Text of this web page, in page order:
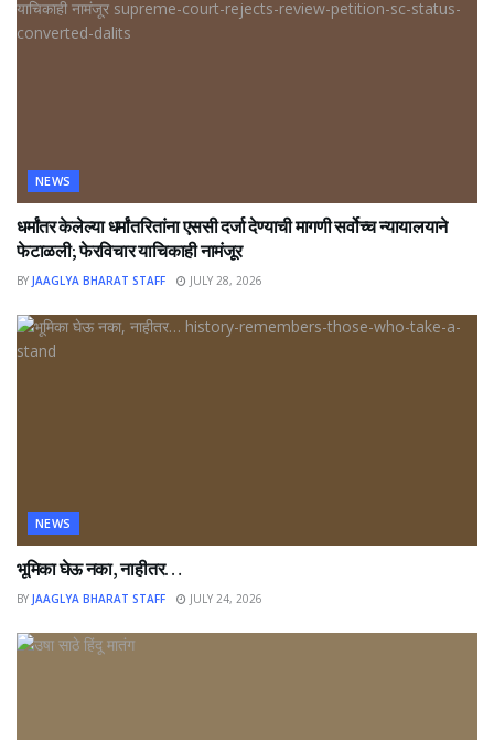
NEWS
धर्मांतर केलेल्या धर्मांतरितांना एससी दर्जा देण्याची मागणी सर्वोच्च न्यायालयाने
फेटाळली; फेरविचार याचिकाही नामंजूर
BY JAAGLYA BHARAT STAFF JULY 28, 2026
NEWS
भूमिका घेऊ नका, नाहीतर…
BY JAAGLYA BHARAT STAFF JULY 24, 2026